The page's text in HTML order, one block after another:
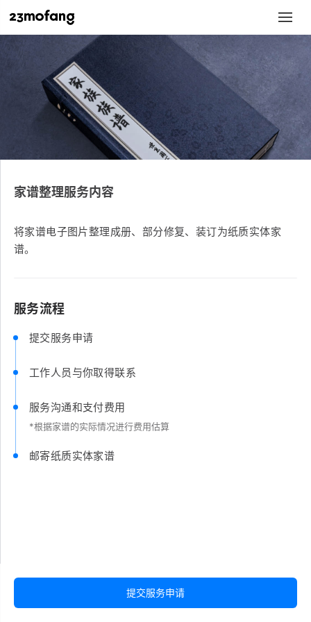
家谱整理服务内容
将家谱电子图片整理成册、部分修复、装订为纸质实体家
谱。
服务流程
提交服务申请
工作人员与你取得联系
服务沟通和支付费用
*根据家谱的实际情况进行费用估算
邮寄纸质实体家谱
提交服务申请